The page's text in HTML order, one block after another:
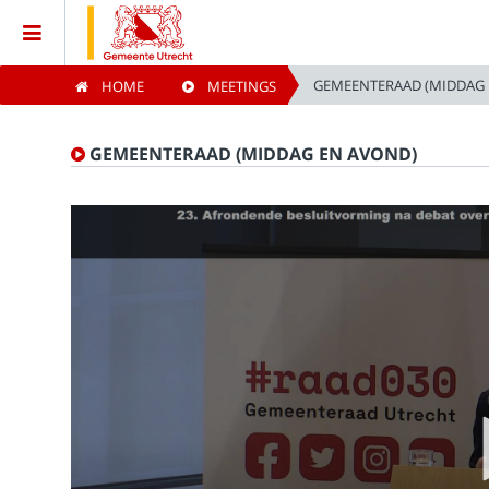
Home
Meetings
HOME MEETINGS GEMEENTERAAD
GEMEENTERAAD (MIDDAG EN AVOND)